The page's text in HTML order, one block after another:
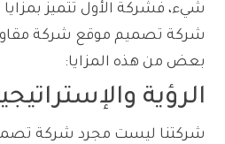
شيء، فشركة الأول تتميز
شركة تصميم موقع شركة
بعض من هذه المزايا:
الرؤية
شركتنا ليست مجرد شركة